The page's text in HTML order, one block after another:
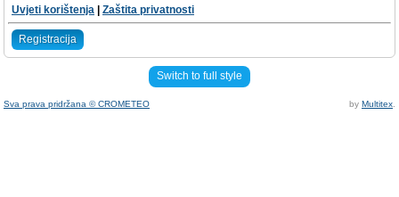
Uvjeti korištenja
Zaštita privatnosti
Registracija
Switch to full style
Sva prava pridržana © CROMETEO by Multitex